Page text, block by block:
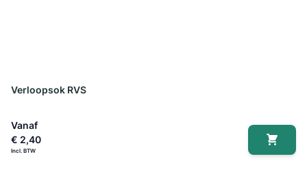
Verloopsok RVS
Vanaf
€ 2,40